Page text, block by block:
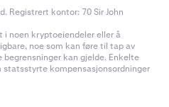
Registrert kontor: 70 Sir John
i noen kryptoeiendeler eller å
noe som kan føre til tap av
kan gjelde. Enkelte
kompensasjonsordninger